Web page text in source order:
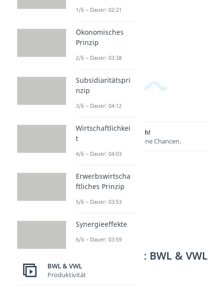
Lernen lohnt sich!
Entdecke hier deine Chancen.
Weitere Inhalte: BWL & VWL
Gewinn und Umsatz
1/6 – Dauer: 02:21
Ökonomisches
Prinzip
2/6 – Dauer: 03:38
Subsidiaritätspri
nzip
3/6 – Dauer: 04:12
Wirtschaftlichkei
t
4/6 – Dauer: 04:03
Erwerbswirtscha
ftliches Prinzip
5/6 – Dauer: 03:53
Synergieeffekte
6/6 – Dauer: 03:59
BWL & VWL
Produktivität